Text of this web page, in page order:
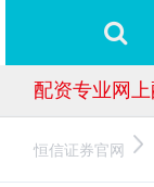
配资专业网
恒信证券官网